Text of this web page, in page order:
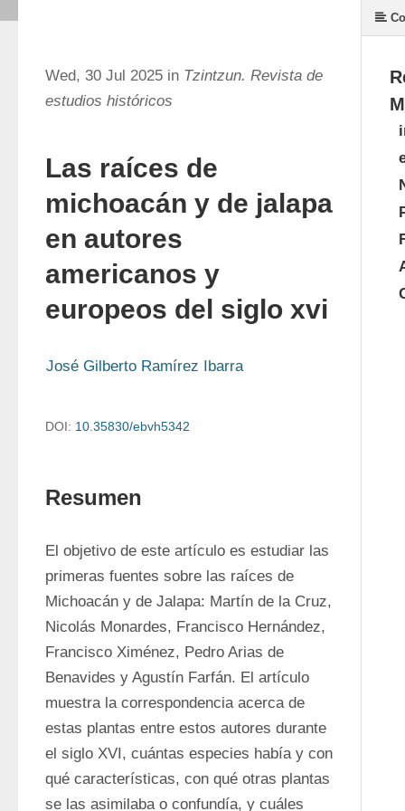
Wed, 30 Jul 2025 in Tzintzun. Revista de
estudios históricos
Las raíces de
michoacán y de jalapa
en autores
americanos y
europeos del siglo xvi
José Gilberto Ramírez Ibarra
DOI: 10.35830/ebvh5342
Resumen
El objetivo de este artículo es estudiar las
primeras fuentes sobre las raíces de
Michoacán y de Jalapa: Martín de la Cruz,
Nicolás Monardes, Francisco Hernández,
Francisco Ximénez, Pedro Arias de
Benavides y Agustín Farfán. El artículo
muestra la correspondencia acerca de
estas plantas entre estos autores durante
el siglo XVI, cuántas especies había y con
qué características, con qué otras plantas
se las asimilaba o confundía, y cuáles